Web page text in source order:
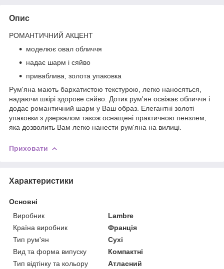
Опис
РОМАНТИЧНИЙ АКЦЕНТ
моделює овал обличчя
надає шарм і сяйво
приваблива, золота упаковка
Рум'яна мають бархатистою текстурою, легко наносяться,
надаючи шкірі здорове сяйво. Дотик рум'ян освіжає обличчя і
додає романтичний шарм у Ваш образ. Елегантні золоті
упаковки з дзеркалом також оснащені практичною пензлем,
яка дозволить Вам легко нанести рум'яна на вилиці.
Приховати
Характеристики
Основні
Виробник
Lambre
Країна виробник
Франція
Тип рум'ян
Сухі
Вид та форма випуску
Компактні
Тип відтінку та кольору
Атласний